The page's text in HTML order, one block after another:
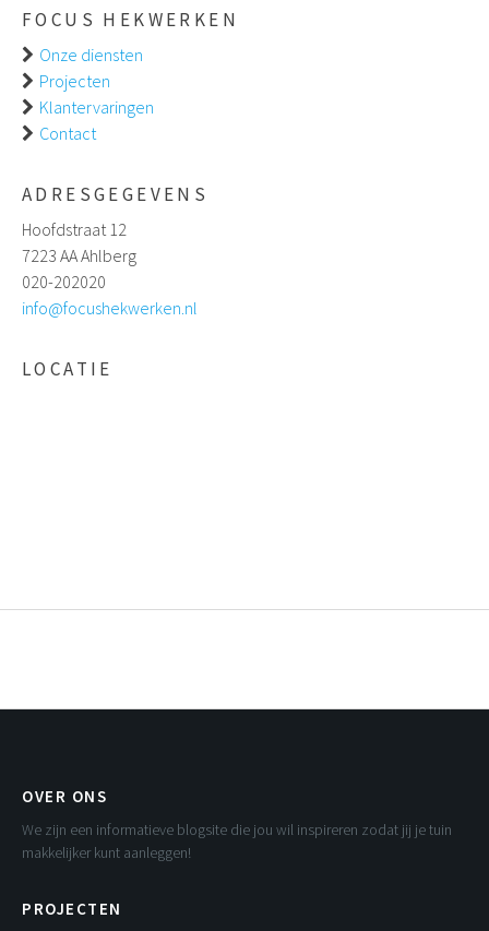
FOCUS HEKWERKEN
Onze diensten
Projecten
Klantervaringen
Contact
ADRESGEGEVENS
Hoofdstraat 12
7223 AA Ahlberg
020-202020
info@focushekwerken.nl
LOCATIE
OVER ONS
We zijn een informatieve blogsite die jou wil inspireren zodat jij je tuin
makkelijker kunt aanleggen!
PROJECTEN